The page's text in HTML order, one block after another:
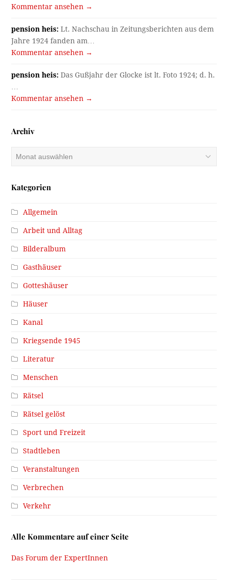
Kommentar ansehen →
pension heis: Lt. Nachschau in Zeitungsberichten aus dem
Jahre 1924 fanden am…
Kommentar ansehen →
pension heis: Das Gußjahr der Glocke ist lt. Foto 1924; d. h.
Kommentar ansehen →
Archiv
Kategorien
Allgemein
Arbeit und Alltag
Bilderalbum
Gasthäuser
Gotteshäuser
Häuser
Kanal
Kriegsende 1945
Literatur
Menschen
Rätsel
Rätsel gelöst
Sport und Freizeit
Stadtleben
Veranstaltungen
Verbrechen
Verkehr
Alle Kommentare auf einer Seite
Das Forum der ExpertInnen